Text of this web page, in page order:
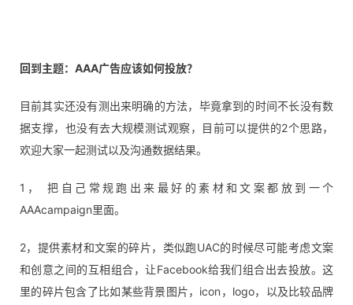
回到主题：AAA广告应该如何投放？
目前其实还没有测出来明确的方法，毕竟拿到的时间不长没有数
据支撑，也没有去大规模测试观察，目前可以提供的2个思路，
欢迎大家一起测试以及沟通数据结果。
1， 把自己常规跑出来最好的素材和文案都放到一个
AAAcampaign里面。
2，提供素材和文案的碎片，类似跑UAC的时候尽可能考虑文案
和创意之间的互相组合，让Facebook给我们组合出去投放。这
里的碎片包含了比如某些背景图片，icon，logo，以及比较品牌